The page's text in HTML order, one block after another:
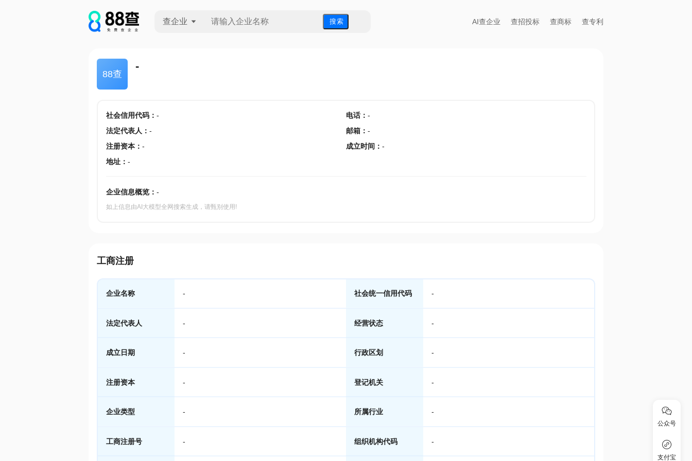
查企业 搜 索 AI查企业 查招投标 查商标 查专利
88查
-
社会信用代码： - 电话： -
法定代表人 ： - 邮箱 ： -
注册资本： - 成立时间 ： -
地址： -
企业信息概览： -
如上信息由AI大模型全网搜索生成，请甄别使用!
工商注册
企业名称 - 社会统一信用代码 -
法定代表人 - 经营状态 -
成立日期 - 行政区划 -
注册资本 - 登记机关 -
企业类型 - 所属行业 -
工商注册号 - 组织机构代码 -
公众号
支付宝